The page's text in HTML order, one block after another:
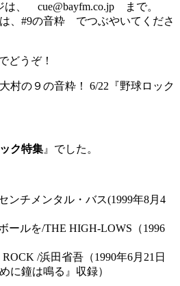
は、 cue@bayfm.co.jp まで。
、#9の音粋 でつぶやいてくださ
どうぞ！
村の９の音粋！ 6/22『野球ロック
ク特集 』でした。
ンチメンタル・バス(1999年8月4
ールを/THE HIGH-LOWS（1996
/浜田省吾（1990年6月21日
に鐘は鳴る』収録）